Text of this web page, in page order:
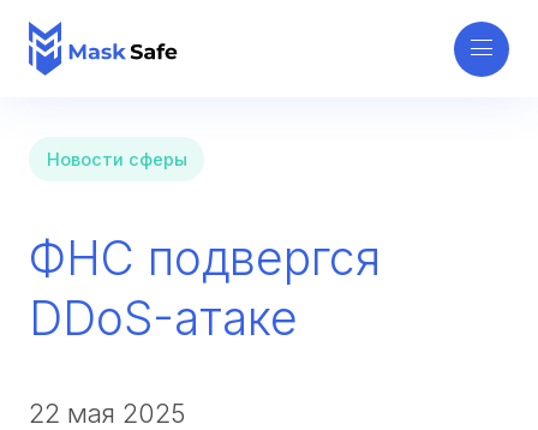
Новости сферы
ФНС подвергся
DDoS-атаке
22 мая 2025